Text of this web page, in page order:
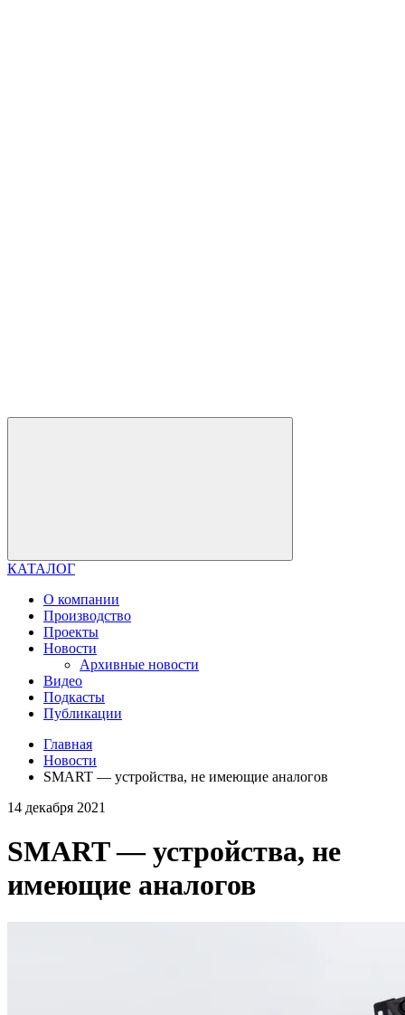
КАТАЛОГ
О компании
Производство
Проекты
Новости
Архивные новости
Видео
Подкасты
Публикации
Главная
Новости
SMART — устройства, не имеющие аналогов
14 декабря 2021
SMART — устройства, не
имеющие аналогов